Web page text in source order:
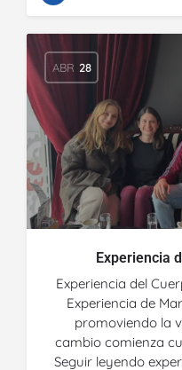
ABR 28
Experiencia
Experiencia del
Experiencia de
promoviendo la
cambio comienza
Seguir leyendo